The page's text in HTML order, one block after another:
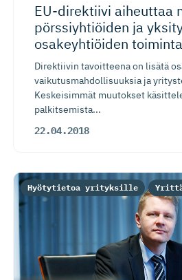
EU-direktiivi aiheuttaa
pörssiyhtiöiden ja
osakeyhtiöiden
Direktiivin tavoitteena on lisätä
vaikutusmahdollisuuksia ja
Keskeisimmät muutokset
palkitsemista...
22.04.2018
Hyötytietoa yrityksille